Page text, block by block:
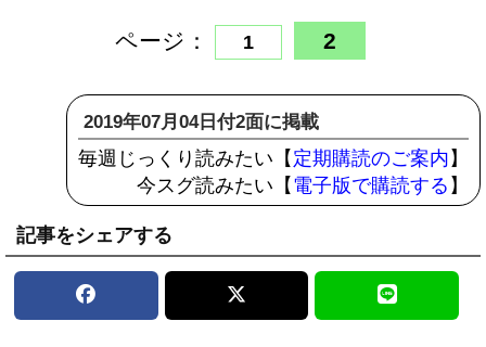
ページ： 1 2
2019年07月04日付2面に掲載
毎週じっくり読みたい【 定期購読のご案内 】
今スグ読みたい【 電子版で購読する 】
記事をシェアする